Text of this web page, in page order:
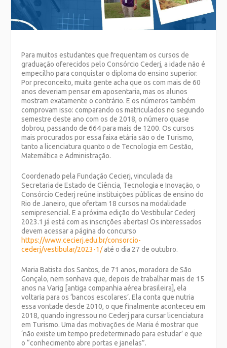
Para muitos estudantes que frequentam os cursos de
graduação oferecidos pelo Consórcio Cederj, a idade não é
empecilho para conquistar o diploma do ensino superior.
Por preconceito, muita gente acha que os com mais de 60
anos deveriam pensar em aposentaria, mas os alunos
mostram exatamente o contrário. E os números também
comprovam isso: comparando os matriculados no segundo
semestre deste ano com os de 2018, o número quase
dobrou, passando de 664 para mais de 1200. Os cursos
mais procurados por essa faixa etária são o de Turismo,
tanto a licenciatura quanto o de Tecnologia em Gestão,
Matemática e Administração.
Coordenado pela Fundação Cecierj, vinculada da
Secretaria de Estado de Ciência, Tecnologia e Inovação, o
Consórcio Cederj reúne instituições públicas de ensino do
Rio de Janeiro, que ofertam 18 cursos na modalidade
semipresencial. E a próxima edição do Vestibular Cederj
2023.1 já está com as inscrições abertas! Os interessados
devem acessar a página do concurso
https://www.cecierj.edu.br/consorcio-
cederj/vestibular/2023-1/até o dia 27 de outubro.
Maria Batista dos Santos, de 71 anos, moradora de São
Gonçalo, nem sonhava que, depois de trabalhar mais de 15
anos na Varig [antiga companhia aérea brasileira], ela
voltaria para os ‘bancos escolares’. Ela conta que nutria
essa vontade desde 2010, o que finalmente aconteceu em
2018, quando ingressou no Cederj para cursar licenciatura
em Turismo. Uma das motivações de Maria é mostrar que
‘não existe um tempo predeterminado para estudar’ e que
o “conhecimento abre portas e janelas”.